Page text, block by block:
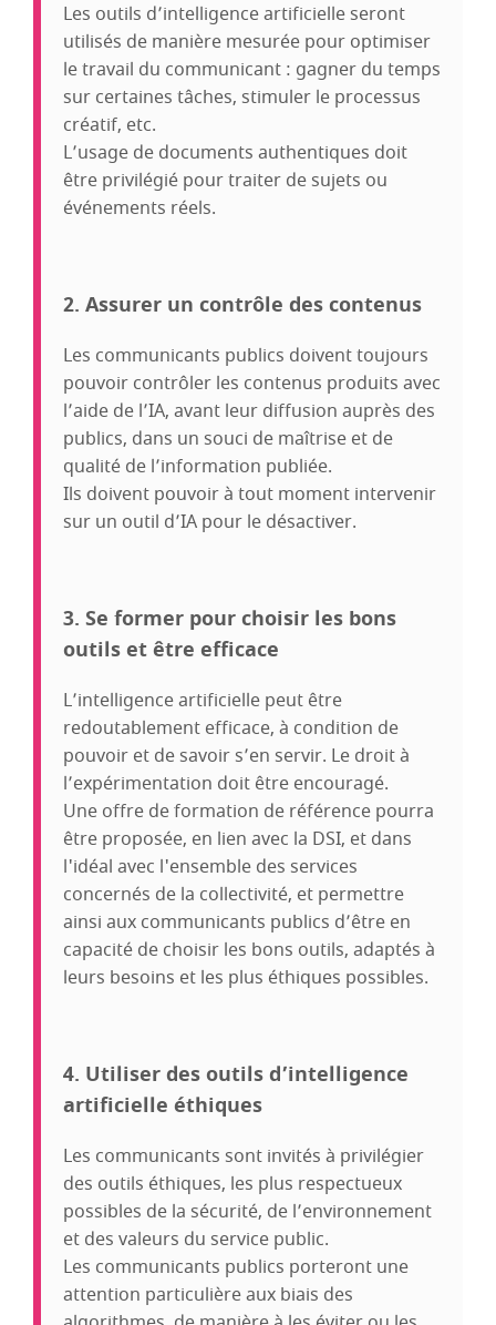
Les outils d’intelligence artificielle seront
utilisés de manière mesurée pour optimiser
le travail du communicant : gagner du temps
sur certaines tâches, stimuler le processus
créatif, etc.
L’usage de documents authentiques doit
être privilégié pour traiter de sujets ou
événements réels.
2. Assurer un contrôle des contenus
Les communicants publics doivent toujours
pouvoir contrôler les contenus produits avec
l’aide de l’IA, avant leur diffusion auprès des
publics, dans un souci de maîtrise et de
qualité de l’information publiée.
Ils doivent pouvoir à tout moment intervenir
sur un outil d’IA pour le désactiver.
3. Se former pour choisir les bons
outils et être efficace
L’intelligence artificielle peut être
redoutablement efficace, à condition de
pouvoir et de savoir s’en servir. Le droit à
l’expérimentation doit être encouragé.
Une offre de formation de référence pourra
être proposée, en lien avec la DSI, et dans
l'idéal avec l'ensemble des services
concernés de la collectivité, et permettre
ainsi aux communicants publics d’être en
capacité de choisir les bons outils, adaptés à
leurs besoins et les plus éthiques possibles.
4. Utiliser des outils d’intelligence
artificielle éthiques
Les communicants sont invités à privilégier
des outils éthiques, les plus respectueux
possibles de la sécurité, de l’environnement
et des valeurs du service public.
Les communicants publics porteront une
attention particulière aux biais des